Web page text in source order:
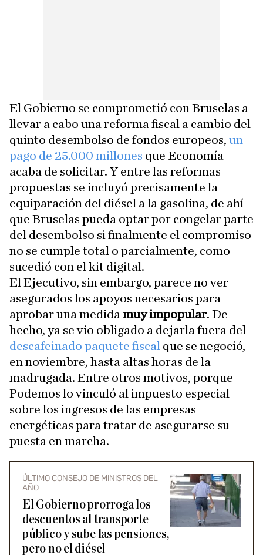
El Gobierno se comprometió con Bruselas a
llevar a cabo una reforma fiscal a cambio del
quinto desembolso de fondos europeos, un
pago de 25.000 millones que Economía
acaba de solicitar. Y entre las reformas
propuestas se incluyó precisamente la
equiparación del diésel a la gasolina, de ahí
que Bruselas pueda optar por congelar parte
del desembolso si finalmente el compromiso
no se cumple total o parcialmente, como
sucedió con el kit digital.
El Ejecutivo, sin embargo, parece no ver
asegurados los apoyos necesarios para
aprobar una medida muy impopular. De
hecho, ya se vio obligado a dejarla fuera del
descafeinado paquete fiscal que se negoció,
en noviembre, hasta altas horas de la
madrugada. Entre otros motivos, porque
Podemos lo vinculó al impuesto especial
sobre los ingresos de las empresas
energéticas para tratar de asegurarse su
puesta en marcha.
ÚLTIMO CONSEJO DE MINISTROS DEL
AÑO
El Gobierno prorroga los
descuentos al transporte
público y sube las pensiones,
pero no el diésel